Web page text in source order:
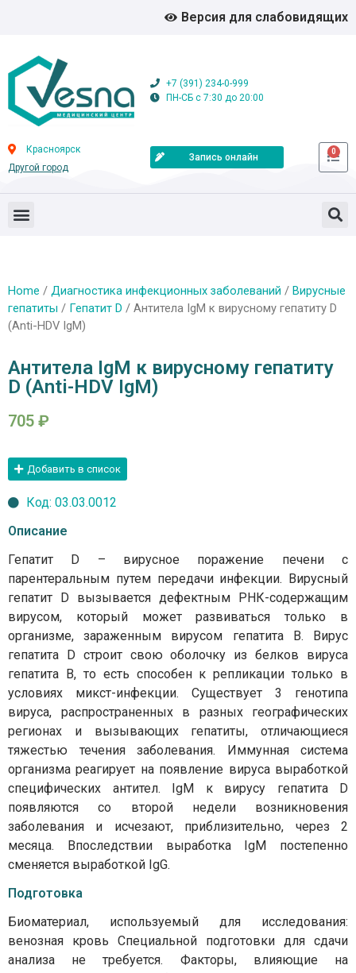
Версия для слабовидящих
+7 (391) 234-0-999
ПН-СБ с 7:30 до 20:00
Красноярск
Другой город
Запись онлайн
0
Home / Диагностика инфекционных заболеваний / Вирусные
гепатиты / Гепатит D / Антитела IgM к вирусному гепатиту D
(Anti-HDV IgM)
Антитела IgM к вирусному гепатиту
D (Anti-HDV IgM)
705 ₽
Добавить в список
Код: 03.03.0012
Описание
Гепатит D – вирусное поражение печени c
парентеральным путем передачи инфекции. Вирусный
гепатит D вызывается дефектным РНК-содержащим
вирусом, который может развиваться только в
организме, зараженным вирусом гепатита В. Вирус
гепатита D строит свою оболочку из белков вируса
гепатита В, то есть способен к репликации только в
условиях микст-инфекции. Существует 3 генотипа
вируса, распространенных в разных географических
регионах и вызывающих гепатиты, отличающиеся
тяжестью течения заболевания. Иммунная система
организма реагирует на появление вируса выработкой
специфических антител. IgM к вирусу гепатита D
появляются со второй недели возникновения
заболевания и исчезают, приблизительно, через 2
месяца. Впоследствии выработка IgM постепенно
сменяется выработкой IgG.
Подготовка
Биоматериал, используемый для исследования:
венозная кровь Специальной подготовки для сдачи
анализа не требуется. Факторы, влияющие на